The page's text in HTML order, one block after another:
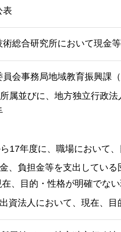
表
術総合研究所において現金
員会事務局地域教育振興課
属並びに、地方独立行政
17年度に、職場において
、負担金等を支出してい
、目的・性格が明確でない
資法人において、現在、目